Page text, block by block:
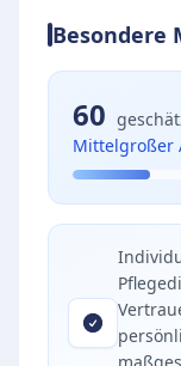
Besondere
60
Mittelgroßer